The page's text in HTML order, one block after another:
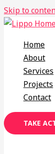
Skip to
Home
About
Services
Projects
Contact
TAKE